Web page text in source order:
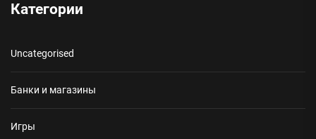
Категории
Uncategorised
Банки и магазины
Игры